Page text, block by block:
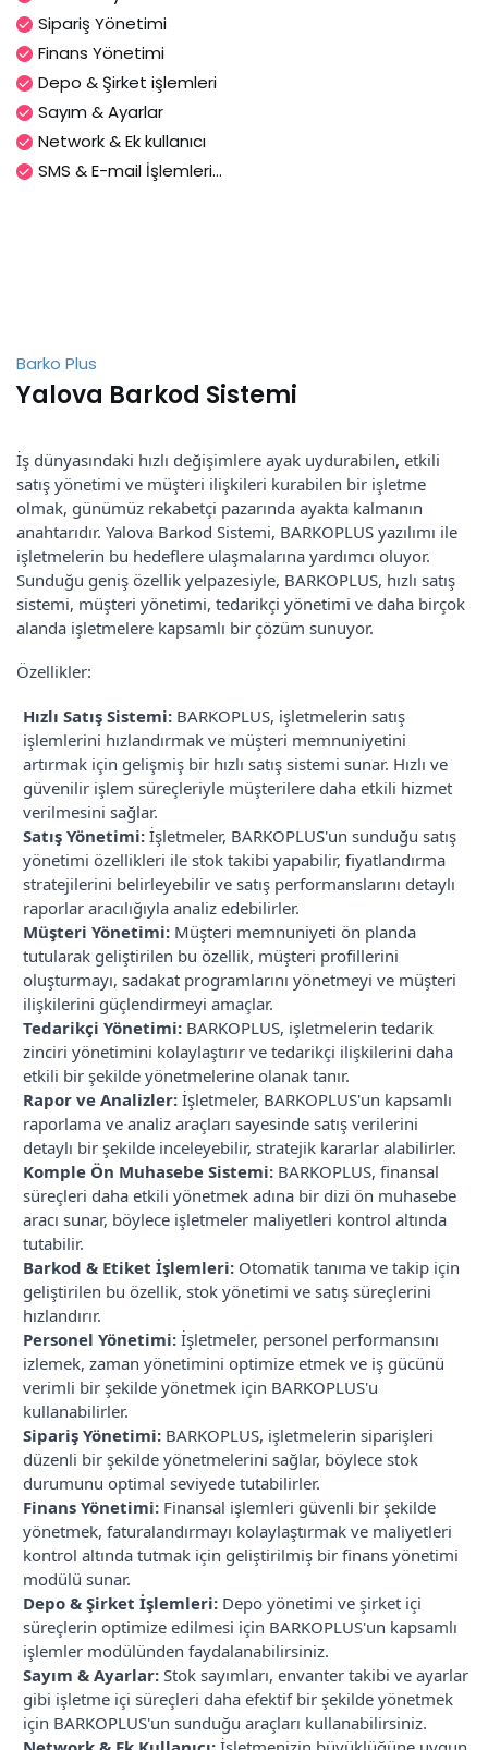
Sipariş Yönetimi
Finans Yönetimi
Depo & Şirket işlemleri
Sayım & Ayarlar
Network & Ek kullanıcı
SMS & E-mail İşlemleri...
Barko Plus
Yalova Barkod Sistemi
İş dünyasındaki hızlı değişimlere ayak uydurabilen, etkili
satış yönetimi ve müşteri ilişkileri kurabilen bir işletme
olmak, günümüz rekabetçi pazarında ayakta kalmanın
anahtarıdır. Yalova Barkod Sistemi, BARKOPLUS yazılımı ile
işletmelerin bu hedeflere ulaşmalarına yardımcı oluyor.
Sunduğu geniş özellik yelpazesiyle, BARKOPLUS, hızlı satış
sistemi, müşteri yönetimi, tedarikçi yönetimi ve daha birçok
alanda işletmelere kapsamlı bir çözüm sunuyor.
Özellikler:
Hızlı Satış Sistemi:BARKOPLUS, işletmelerin satış
işlemlerini hızlandırmak ve müşteri memnuniyetini
artırmak için gelişmiş bir hızlı satış sistemi sunar. Hızlı ve
güvenilir işlem süreçleriyle müşterilere daha etkili hizmet
verilmesini sağlar.
Satış Yönetimi:İşletmeler, BARKOPLUS'un sunduğu satış
yönetimi özellikleri ile stok takibi yapabilir, fiyatlandırma
stratejilerini belirleyebilir ve satış performanslarını detaylı
raporlar aracılığıyla analiz edebilirler.
Müşteri Yönetimi:Müşteri memnuniyeti ön planda
tutularak geliştirilen bu özellik, müşteri profillerini
oluşturmayı, sadakat programlarını yönetmeyi ve müşteri
ilişkilerini güçlendirmeyi amaçlar.
Tedarikçi Yönetimi:BARKOPLUS, işletmelerin tedarik
zinciri yönetimini kolaylaştırır ve tedarikçi ilişkilerini daha
etkili bir şekilde yönetmelerine olanak tanır.
Rapor ve Analizler:İşletmeler, BARKOPLUS'un kapsamlı
raporlama ve analiz araçları sayesinde satış verilerini
detaylı bir şekilde inceleyebilir, stratejik kararlar alabilirler.
Komple Ön Muhasebe Sistemi:BARKOPLUS, finansal
süreçleri daha etkili yönetmek adına bir dizi ön muhasebe
aracı sunar, böylece işletmeler maliyetleri kontrol altında
tutabilir.
Barkod & Etiket İşlemleri:Otomatik tanıma ve takip için
geliştirilen bu özellik, stok yönetimi ve satış süreçlerini
hızlandırır.
Personel Yönetimi:İşletmeler, personel performansını
izlemek, zaman yönetimini optimize etmek ve iş gücünü
verimli bir şekilde yönetmek için BARKOPLUS'u
kullanabilirler.
Sipariş Yönetimi:BARKOPLUS, işletmelerin siparişleri
düzenli bir şekilde yönetmelerini sağlar, böylece stok
durumunu optimal seviyede tutabilirler.
Finans Yönetimi:Finansal işlemleri güvenli bir şekilde
yönetmek, faturalandırmayı kolaylaştırmak ve maliyetleri
kontrol altında tutmak için geliştirilmiş bir finans yönetimi
modülü sunar.
Depo & Şirket İşlemleri:Depo yönetimi ve şirket içi
süreçlerin optimize edilmesi için BARKOPLUS'un kapsamlı
işlemler modülünden faydalanabilirsiniz.
Sayım & Ayarlar:Stok sayımları, envanter takibi ve ayarlar
gibi işletme içi süreçleri daha efektif bir şekilde yönetmek
için BARKOPLUS'un sunduğu araçları kullanabilirsiniz.